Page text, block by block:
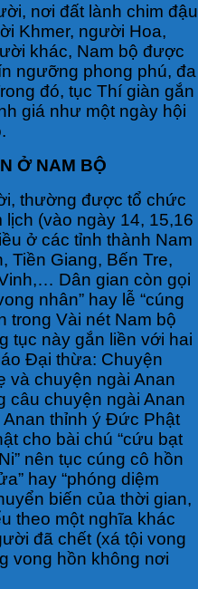
nơi đất lành chim đậu
Khmer, người Hoa,
khác, Nam bộ được
ngưỡng phong phú, đa
đó, tục Thí giàn gắn
giá như một ngày hội
Ở NAM BỘ
thường được tổ chức
(vào ngày 14, 15,16
ở các tỉnh thành Nam
Tiền Giang, Bến Tre,
Dân gian còn gọi
nhân” hay lễ “cúng
trong Vài nét Nam bộ
tục này gắn liền với hai
Đại thừa: Chuyện
và chuyện ngài Anan
câu chuyện ngài Anan
thỉnh ý Đức Phật
cho bài chú “cứu bạt
nên tục cúng cô hồn
hay “phóng diệm
biến của thời gian,
theo một nghĩa khác
đã chết (xá tội vong
vong hồn không nơi